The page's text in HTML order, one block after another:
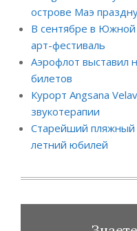
острове Маэ
В сентябре в
арт-фестиваль
Аэрофлот выставил
билетов
Курорт Angsana
звукотерапии
Старейший
летний юбилей